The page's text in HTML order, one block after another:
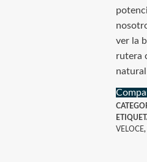
ver la
rutera
VELOCE,